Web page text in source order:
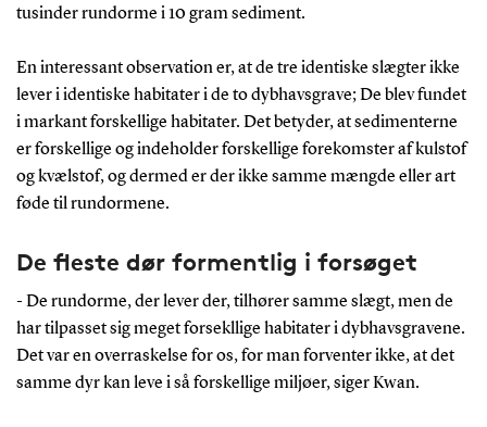
tusinder rundorme i 10 gram sediment.
En interessant observation er, at de tre identiske slægter ikke
lever i identiske habitater i de to dybhavsgrave; De blev fundet
i markant forskellige habitater. Det betyder, at sedimenterne
er forskellige og indeholder forskellige forekomster af kulstof
og kvælstof, og dermed er der ikke samme mængde eller art
føde til rundormene.
De fleste dør formentlig i forsøget
- De rundorme, der lever der, tilhører samme slægt, men de
har tilpasset sig meget forsekllige habitater i dybhavsgravene.
Det var en overraskelse for os, for man forventer ikke, at det
samme dyr kan leve i så forskellige miljøer, siger Kwan.